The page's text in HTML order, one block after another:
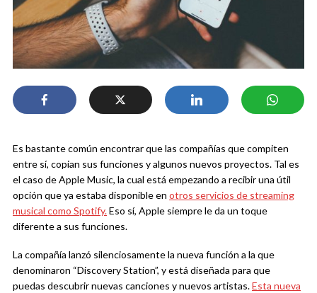
Es bastante común encontrar que las compañías que compiten
entre sí, copian sus funciones y algunos nuevos proyectos. Tal es
el caso de Apple Music, la cual está empezando a recibir una útil
opción que ya estaba disponible en otros servicios de streaming
musical como Spotify.Eso sí, Apple siempre le da un toque
diferente a sus funciones.
La compañía lanzó silenciosamente la nueva función a la que
denominaron “Discovery Station”, y está diseñada para que
puedas descubrir nuevas canciones y nuevos artistas.Esta nueva